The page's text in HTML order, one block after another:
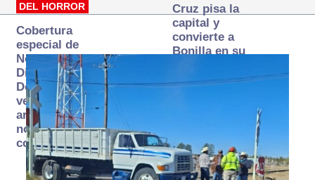
DEL HORROR
Cobertura
especial de
Norte
Digital:
Donde la
verdad
arde… pero
no se
consume
Cruz pisa la
capital y
convierte a
Bonilla en su